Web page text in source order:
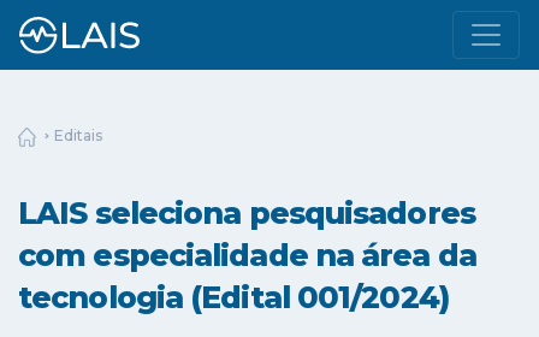
Editais
LAIS seleciona pesquisadores
com especialidade na área da
tecnologia (Edital 001/2024)